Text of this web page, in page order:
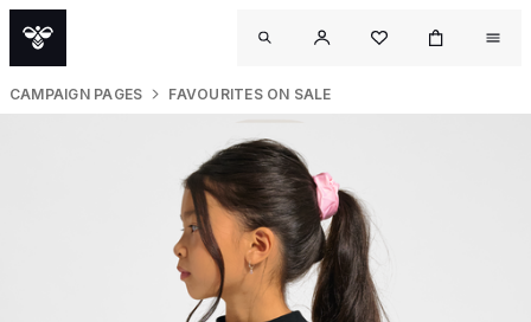
CAMPAIGN PAGES FAVOURITES ON SALE